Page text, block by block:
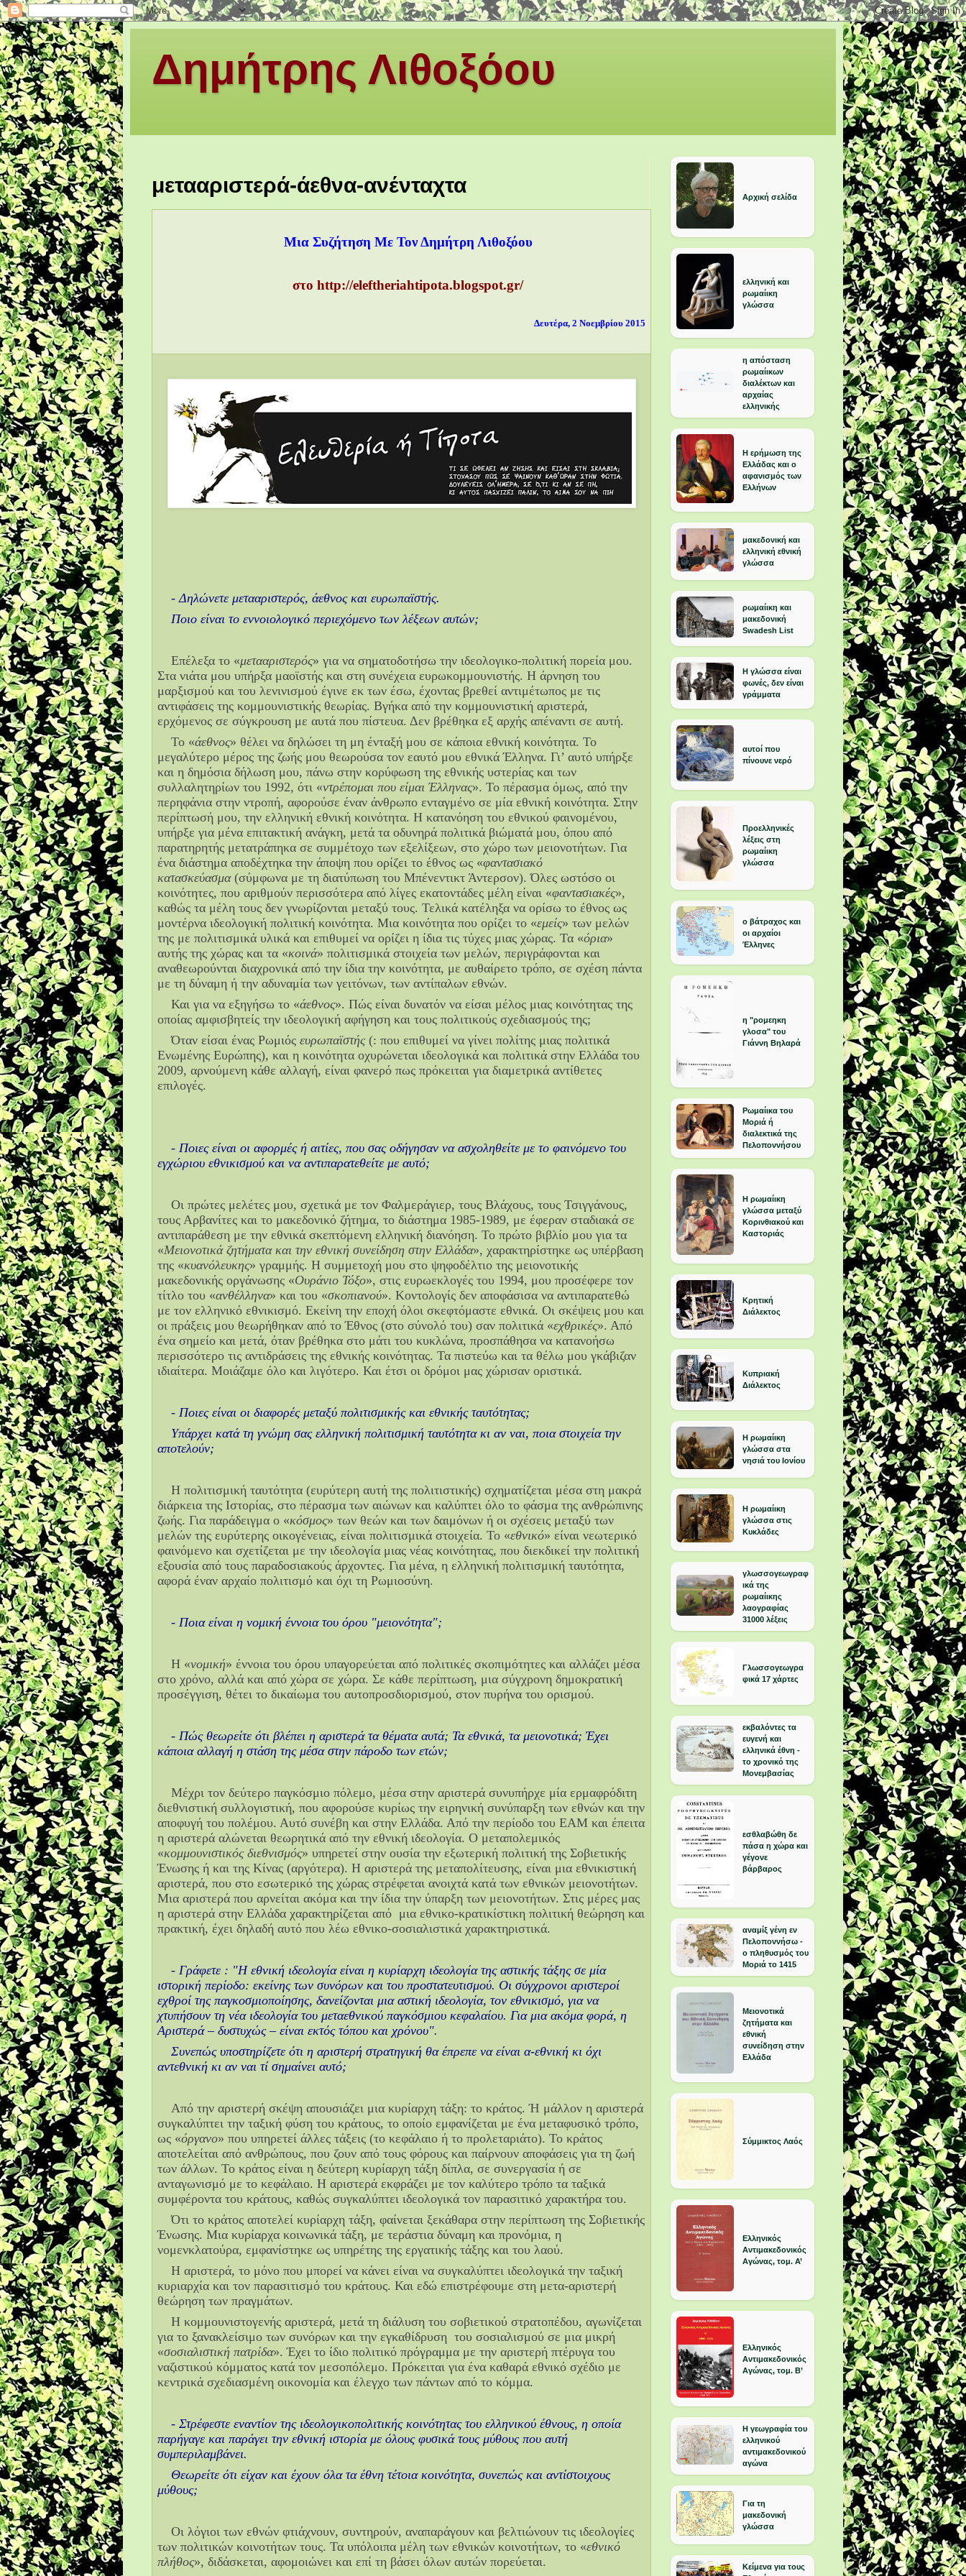
Δημήτρης Λιθοξόου
μετααριστερά-άεθνα-ανένταχτα
Μια Συζήτηση Με Τον Δημήτρη Λιθοξόου
στο http://eleftheriahtipota.blogspot.gr/
Δευτέρα, 2 Νοεμβρίου 2015
- Δηλώνετε μετααριστερός, άεθνος και ευρωπαϊστής.
Ποιο είναι το εννοιολογικό περιεχόμενο των λέξεων αυτών;
Επέλεξα το «μετααριστερός» για να σηματοδοτήσω την ιδεολογικο-πολιτική πορεία μου.
Στα νιάτα μου υπήρξα μαοϊστής και στη συνέχεια ευρωκομμουνιστής. Η άρνηση του
μαρξισμού και του λενινισμού έγινε εκ των έσω, έχοντας βρεθεί αντιμέτωπος με τις
αντιφάσεις της κομμουνιστικής θεωρίας. Βγήκα από την κομμουνιστική αριστερά,
ερχόμενος σε σύγκρουση με αυτά που πίστευα. Δεν βρέθηκα εξ αρχής απέναντι σε αυτή.
Το «άεθνος» θέλει να δηλώσει τη μη ένταξή μου σε κάποια εθνική κοινότητα. Το
μεγαλύτερο μέρος της ζωής μου θεωρούσα τον εαυτό μου εθνικά Έλληνα. Γι’ αυτό υπήρξε
και η δημόσια δήλωση μου, πάνω στην κορύφωση της εθνικής υστερίας και των
συλλαλητηρίων του 1992, ότι «ντρέπομαι που είμαι Έλληνας». Το πέρασμα όμως, από την
περηφάνια στην ντροπή, αφορούσε έναν άνθρωπο ενταγμένο σε μία εθνική κοινότητα. Στην
περίπτωσή μου, την ελληνική εθνική κοινότητα. Η κατανόηση του εθνικού φαινομένου,
υπήρξε για μένα επιτακτική ανάγκη, μετά τα οδυνηρά πολιτικά βιώματά μου, όπου από
παρατηρητής μετατράπηκα σε συμμέτοχο των εξελίξεων, στο χώρο των μειονοτήτων. Για
ένα διάστημα αποδέχτηκα την άποψη που ορίζει το έθνος ως «φαντασιακό
κατασκεύασμα(σύμφωνα με τη διατύπωση του Μπένεντικτ Άντερσον). Όλες ωστόσο οι
κοινότητες, που αριθμούν περισσότερα από λίγες εκατοντάδες μέλη είναι «φαντασιακές»,
καθώς τα μέλη τους δεν γνωρίζονται μεταξύ τους. Τελικά κατέληξα να ορίσω το έθνος ως
μοντέρνα ιδεολογική πολιτική κοινότητα. Μια κοινότητα που ορίζει το «εμείς» των μελών
της με πολιτισμικά υλικά και επιθυμεί να ορίζει η ίδια τις τύχες μιας χώρας. Τα «όρια»
αυτής της χώρας και τα «κοινά» πολιτισμικά στοιχεία των μελών, περιγράφονται και
αναθεωρούνται διαχρονικά από την ίδια την κοινότητα, με αυθαίρετο τρόπο, σε σχέση πάντα
με τη δύναμη ή την αδυναμία των γειτόνων, των αντίπαλων εθνών.
Και για να εξηγήσω το «άεθνος». Πώς είναι δυνατόν να είσαι μέλος μιας κοινότητας της
οποίας αμφισβητείς την ιδεολογική αφήγηση και τους πολιτικούς σχεδιασμούς της;
Όταν είσαι ένας Ρωμιόςευρωπαϊστής(: που επιθυμεί να γίνει πολίτης μιας πολιτικά
Ενωμένης Ευρώπης), και η κοινότητα οχυρώνεται ιδεολογικά και πολιτικά στην Ελλάδα του
2009, αρνούμενη κάθε αλλαγή, είναι φανερό πως πρόκειται για διαμετρικά αντίθετες
επιλογές.
- Ποιες είναι οι αφορμές ή αιτίες, που σας οδήγησαν να ασχοληθείτε με το φαινόμενο του
εγχώριου εθνικισμού και να αντιπαρατεθείτε με αυτό;
Οι πρώτες μελέτες μου, σχετικά με τον Φαλμεράγιερ, τους Βλάχους, τους Τσιγγάνους,
τους Αρβανίτες και το μακεδονικό ζήτημα, το διάστημα 1985-1989, με έφεραν σταδιακά σε
αντιπαράθεση με την εθνικά σκεπτόμενη ελληνική διανόηση. Το πρώτο βιβλίο μου για τα
«Μειονοτικά ζητήματα και την εθνική συνείδηση στην Ελλάδα», χαρακτηρίστηκε ως υπέρβαση
της «κυανόλευκης» γραμμής. Η συμμετοχή μου στο ψηφοδέλτιο της μειονοτικής
μακεδονικής οργάνωσης «Ουράνιο Τόξο», στις ευρωεκλογές του 1994, μου προσέφερε τον
τίτλο του «ανθέλληνα» και του «σκοπιανού». Κοντολογίς δεν αποφάσισα να αντιπαρατεθώ
με τον ελληνικό εθνικισμό. Εκείνη την εποχή όλοι σκεφτόμαστε εθνικά. Οι σκέψεις μου και
οι πράξεις μου θεωρήθηκαν από το Έθνος (στο σύνολό του) σαν πολιτικά «εχθρικές». Από
ένα σημείο και μετά, όταν βρέθηκα στο μάτι του κυκλώνα, προσπάθησα να κατανοήσω
περισσότερο τις αντιδράσεις της εθνικής κοινότητας. Τα πιστεύω και τα θέλω μου γκάβιζαν
ιδιαίτερα. Μοιάζαμε όλο και λιγότερο. Και έτσι οι δρόμοι μας χώρισαν οριστικά.
- Ποιες είναι οι διαφορές μεταξύ πολιτισμικής και εθνικής ταυτότητας;
Υπάρχει κατά τη γνώμη σας ελληνική πολιτισμική ταυτότητα κι αν ναι, ποια στοιχεία την
αποτελούν;
Η πολιτισμική ταυτότητα (ευρύτερη αυτή της πολιτιστικής) σχηματίζεται μέσα στη μακρά
διάρκεια της Ιστορίας, στο πέρασμα των αιώνων και καλύπτει όλο το φάσμα της ανθρώπινης
ζωής. Για παράδειγμα ο «κόσμος» των θεών και των δαιμόνων ή οι σχέσεις μεταξύ των
μελών της ευρύτερης οικογένειας, είναι πολιτισμικά στοιχεία. Το «εθνικό» είναι νεωτερικό
φαινόμενο και σχετίζεται με την ιδεολογία μιας νέας κοινότητας, που διεκδικεί την πολιτική
εξουσία από τους παραδοσιακούς άρχοντες. Για μένα, η ελληνική πολιτισμική ταυτότητα,
αφορά έναν αρχαίο πολιτισμό και όχι τη Ρωμιοσύνη.
- Ποια είναι η νομική έννοια του όρου "μειονότητα";
Η «νομική» έννοια του όρου υπαγορεύεται από πολιτικές σκοπιμότητες και αλλάζει μέσα
στο χρόνο, αλλά και από χώρα σε χώρα. Σε κάθε περίπτωση, μια σύγχρονη δημοκρατική
προσέγγιση, θέτει το δικαίωμα του αυτοπροσδιορισμού, στον πυρήνα του ορισμού.
- Πώς θεωρείτε ότι βλέπει η αριστερά τα θέματα αυτά; Τα εθνικά, τα μειονοτικά; Έχει
κάποια αλλαγή η στάση της μέσα στην πάροδο των ετών;
Μέχρι τον δεύτερο παγκόσμιο πόλεμο, μέσα στην αριστερά συνυπήρχε μία ερμαφρόδιτη
διεθνιστική συλλογιστική, που αφορούσε κυρίως την ειρηνική συνύπαρξη των εθνών και την
αποφυγή του πολέμου. Αυτό συνέβη και στην Ελλάδα. Από την περίοδο του ΕΑΜ και έπειτα
η αριστερά αλώνεται θεωρητικά από την εθνική ιδεολογία. Ο μεταπολεμικός
«κομμουνιστικός διεθνισμός» υπηρετεί στην ουσία την εξωτερική πολιτική της Σοβιετικής
Ένωσης ή και της Κίνας (αργότερα). Η αριστερά της μεταπολίτευσης, είναι μια εθνικιστική
αριστερά, που στο εσωτερικό της χώρας στρέφεται ανοιχτά κατά των εθνικών μειονοτήτων.
Μια αριστερά που αρνείται ακόμα και την ίδια την ύπαρξη των μειονοτήτων. Στις μέρες μας
η αριστερά στην Ελλάδα χαρακτηρίζεται από μια εθνικο-κρατικίστικη πολιτική θεώρηση και
πρακτική, έχει δηλαδή αυτό που λέω εθνικο-σοσιαλιστικά χαρακτηριστικά.
- Γράφετε : "Η εθνική ιδεολογία είναι η κυρίαρχη ιδεολογία της αστικής τάξης σε μία
ιστορική περίοδο: εκείνης των συνόρων και του προστατευτισμού. Οι σύγχρονοι αριστεροί
εχθροί της παγκοσμιοποίησης, δανείζονται μια αστική ιδεολογία, τον εθνικισμό, για να
χτυπήσουν τη νέα ιδεολογία του μεταεθνικού παγκόσμιου κεφαλαίου. Για μια ακόμα φορά, η
Αριστερά – δυστυχώς – είναι εκτός τόπου και χρόνου".
Συνεπώς υποστηρίζετε ότι η αριστερή στρατηγική θα έπρεπε να είναι α-εθνική κι όχι
αντεθνική κι αν ναι τί σημαίνει αυτό;
Από την αριστερή σκέψη απουσιάζει μια κυρίαρχη τάξη: το κράτος. Ή μάλλον η αριστερά
συγκαλύπτει την ταξική φύση του κράτους, το οποίο εμφανίζεται με ένα μεταφυσικό τρόπο,
ως «όργανο» που υπηρετεί άλλες τάξεις (το κεφάλαιο ή το προλεταριάτο). Το κράτος
αποτελείται από ανθρώπους, που ζουν από τους φόρους και παίρνουν αποφάσεις για τη ζωή
των άλλων. Το κράτος είναι η δεύτερη κυρίαρχη τάξη δίπλα, σε συνεργασία ή σε
ανταγωνισμό με το κεφάλαιο. Η αριστερά εκφράζει με τον καλύτερο τρόπο τα ταξικά
συμφέροντα του κράτους, καθώς συγκαλύπτει ιδεολογικά τον παρασιτικό χαρακτήρα του.
Ότι το κράτος αποτελεί κυρίαρχη τάξη, φαίνεται ξεκάθαρα στην περίπτωση της Σοβιετικής
Ένωσης. Μια κυρίαρχα κοινωνικά τάξη, με τεράστια δύναμη και προνόμια, η
νομενκλατούρα, εμφανίστηκε ως υπηρέτης της εργατικής τάξης και του λαού.
Η αριστερά, το μόνο που μπορεί να κάνει είναι να συγκαλύπτει ιδεολογικά την ταξική
κυριαρχία και τον παρασιτισμό του κράτους. Και εδώ επιστρέφουμε στη μετα-αριστερή
θεώρηση των πραγμάτων.
Η κομμουνιστογενής αριστερά, μετά τη διάλυση του σοβιετικού στρατοπέδου, αγωνίζεται
για το ξανακλείσιμο των συνόρων και την εγκαθίδρυση του σοσιαλισμού σε μια μικρή
«σοσιαλιστική πατρίδα». Έχει το ίδιο πολιτικό πρόγραμμα με την αριστερή πτέρυγα του
ναζιστικού κόμματος κατά τον μεσοπόλεμο. Πρόκειται για ένα καθαρά εθνικό σχέδιο με
κεντρικά σχεδιασμένη οικονομία και έλεγχο των πάντων από το κόμμα.
- Στρέφεστε εναντίον της ιδεολογικοπολιτικής κοινότητας του ελληνικού έθνους, η οποία
παρήγαγε και παράγει την εθνική ιστορία με όλους φυσικά τους μύθους που αυτή
συμπεριλαμβάνει.
Θεωρείτε ότι είχαν και έχουν όλα τα έθνη τέτοια κοινότητα, συνεπώς και αντίστοιχους
μύθους;
Οι λόγιοι των εθνών φτιάχνουν, συντηρούν, αναπαράγουν και βελτιώνουν τις ιδεολογίες
των πολιτικών κοινοτήτων τους. Τα υπόλοιπα μέλη των εθνικών κοινοτήτων, το «εθνικό
πλήθος», διδάσκεται, αφομοιώνει και επί τη βάσει όλων αυτών πορεύεται.
Αρχική σελίδα
ελληνική και
ρωμαίικη
γλώσσα
η απόσταση
ρωμαίικων
διαλέκτων και
αρχαίας
ελληνικής
Η ερήμωση της
Ελλάδας και ο
αφανισμός των
Ελλήνων
μακεδονική και
ελληνική εθνική
γλώσσα
ρωμαίικη και
μακεδονική
Swadesh List
Η γλώσσα είναι
φωνές, δεν είναι
γράμματα
αυτοί που
πίνουνε νερό
Προελληνικές
λέξεις στη
ρωμαίικη
γλώσσα
ο βάτραχος και
οι αρχαίοι
Έλληνες
η "ρομεηκη
γλοσα" του
Γιάννη Βηλαρά
Ρωμαίικα του
Μοριά ή
διαλεκτικά της
Πελοποννήσου
Η ρωμαίικη
γλώσσα μεταξύ
Κορινθιακού και
Καστοριάς
Κρητική
Διάλεκτος
Κυπριακή
Διάλεκτος
Η ρωμαίικη
γλώσσα στα
νησιά του Ιονίου
Η ρωμαίικη
γλώσσα στις
Κυκλάδες
γλωσσογεωγραφ
ικά της
ρωμαίικης
λαογραφίας
31000 λέξεις
Γλωσσογεωγρα
φικά 17 χάρτες
εκβαλόντες τα
ευγενή και
ελληνικά έθνη -
το χρονικό της
Μονεμβασίας
εσθλαβώθη δε
πάσα η χώρα και
γέγονε
βάρβαρος
αναμίξ γένη εν
Πελοποννήσω -
ο πληθυσμός του
Μοριά το 1415
Μειονοτικά
ζητήματα και
εθνική
συνείδηση στην
Ελλάδα
Σύμμικτος Λαός
Ελληνικός
Αντιμακεδονικός
Αγώνας, τομ. Α’
Ελληνικός
Αντιμακεδονικός
Αγώνας, τομ. Β’
Η γεωγραφία του
ελληνικού
αντιμακεδονικού
αγώνα
Για τη
μακεδονική
γλώσσα
Κείμενα για τους